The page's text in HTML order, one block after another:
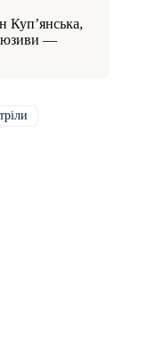
Куп’янська,
—